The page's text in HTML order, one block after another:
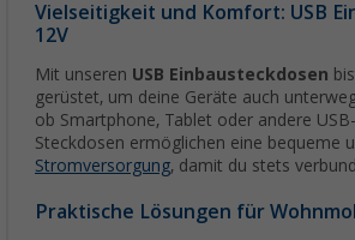
Vielseitigkeit und Komfort: USB
12V
Mit unseren USB Einbausteckdosen
gerüstet, um deine Geräte auch
ob Smartphone, Tablet oder andere
Steckdosen ermöglichen eine bequeme
Stromversorgung, damit du stets
Praktische Lösungen für